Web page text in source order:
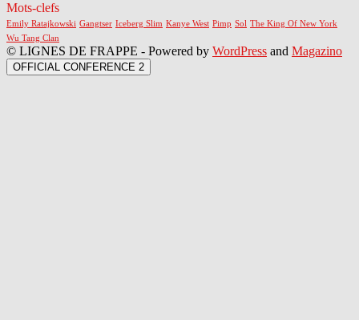
Mots-clefs
Emily Ratajkowski Gangtser Iceberg Slim Kanye West Pimp Sol The King Of New York
Wu Tang Clan
© LIGNES DE FRAPPE - Powered by WordPress and Magazino
OFFICIAL CONFERENCE 2